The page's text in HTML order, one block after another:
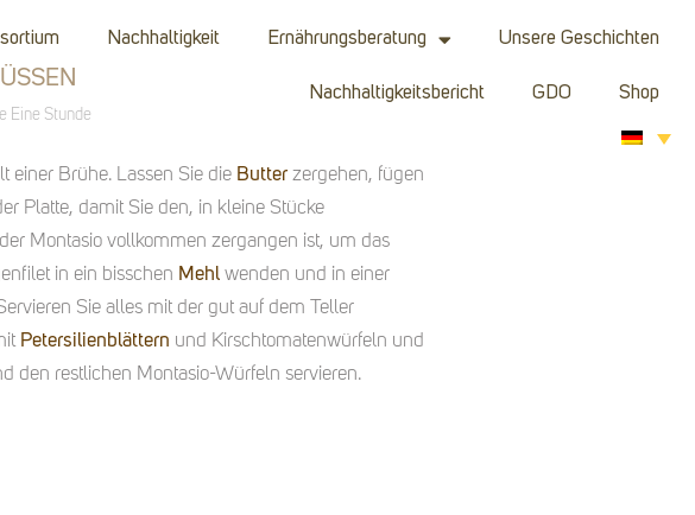
Nachhaltigkeit Ernährungsberatung Unsere Geschichten
Nachhaltigkeitsbericht GDO Shop
Eine Stunde
einer Brühe. Lassen Sie die Butter zergehen, fügen
Platte, damit Sie den, in kleine Stücke
Montasio vollkommen zergangen ist, um das
in ein bisschen Mehl wenden und in einer
Sie alles mit der gut auf dem Teller
Petersilienblättern und Kirschtomatenwürfeln und
den restlichen Montasio-Würfeln servieren.